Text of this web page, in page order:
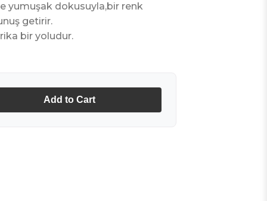
yumuşak dokusuyla,bir renk
getirir.
bir yoludur.
Add to Cart